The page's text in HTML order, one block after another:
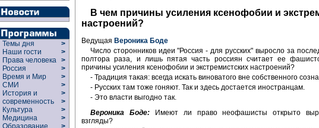
Темы дня
>
Наши гости
>
Права человека >
Россия
>
Время и Мир
>
СМИ
>
История и
современность
>
>
Культура
>
Медицина
>
Образование
>
В чем причины усиления ксенофобии и
настроений?
Ведущая Вероника Боде
Число сторонников идеи "Россия - для русских" выросло за
полтора раза, и лишь пятая часть россиян считает ее
причины усиления ксенофобии и экстремистских настроений?
- Традиция такая: всегда искать виноватого вне собственного
- Русских там тоже гоняют. Так и здесь достается иностранцам.
- Это власти выгодно так.
Вероника Боде:Имеют ли право неофашисты открыто
взгляды?